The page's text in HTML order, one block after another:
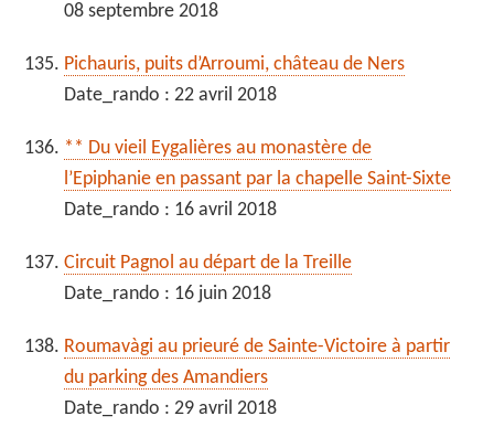
08 septembre 2018
Pichauris, puits d’Arroumi, château de Ners
Date_rando : 22 avril 2018
** Du vieil Eygalières au monastère de
l’Epiphanie en passant par la chapelle Saint-Sixte
Date_rando : 16 avril 2018
Circuit Pagnol au départ de la Treille
Date_rando : 16 juin 2018
Roumavàgi au prieuré de Sainte-Victoire à partir
du parking des Amandiers
Date_rando : 29 avril 2018